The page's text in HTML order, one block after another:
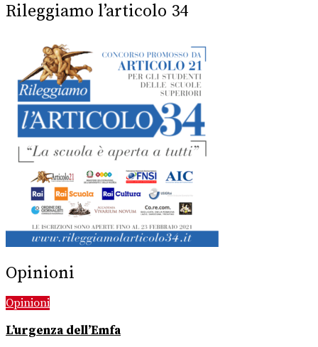
Rileggiamo l’articolo 34
Opinioni
Opinioni
L’urgenza dell’Emfa